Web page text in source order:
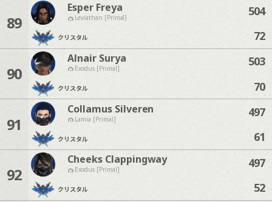
89
Esper Freya
Leviathan [Primal]
クリスタル
504
72
90
Alnair Surya
Exodus [Primal]
クリスタル
503
70
91
Collamus Silveren
Lamia [Primal]
クリスタル
497
61
92
Cheeks Clappingway
Exodus [Primal]
クリスタル
497
52